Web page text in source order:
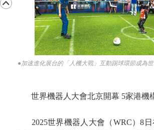
●加速進化展台的「人機大戰」互動踢球環節成為世
世界機器人大會北京開幕 5家港機
2025世界機器人大會（WRC）8日